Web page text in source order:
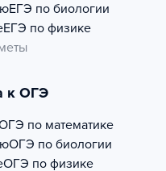
ЕГЭ по биологии
ЕГЭ по физике
к ОГЭ
по математике
ОГЭ по биологии
ОГЭ по физике